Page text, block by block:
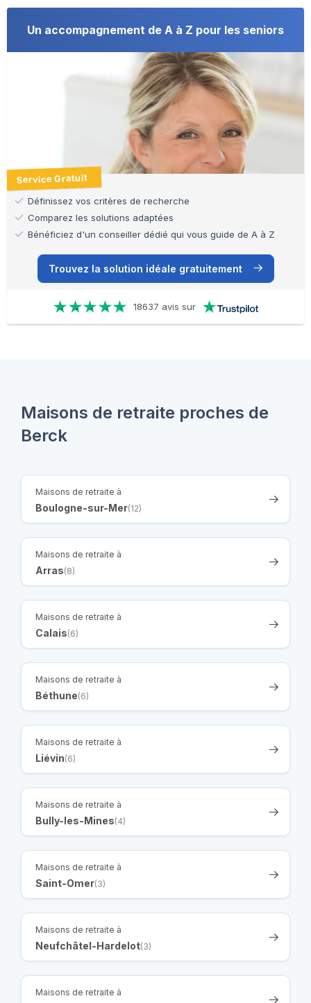
Un accompagnement de A à Z pour les seniors
Service Gratuit
Définissez vos critères de recherche
Comparez les solutions adaptées
Bénéficiez d'un conseiller dédié qui vous guide de A à Z
Trouvez la solution idéale gratuitement
18637 avis sur
Maisons de retraite proches de
Berck
Maisons de retraite à
Boulogne-sur-Mer(12)
Maisons de retraite à
Arras(8)
Maisons de retraite à
Calais(6)
Maisons de retraite à
Béthune(6)
Maisons de retraite à
Liévin(6)
Maisons de retraite à
Bully-les-Mines(4)
Maisons de retraite à
Saint-Omer(3)
Maisons de retraite à
Neufchâtel-Hardelot(3)
Maisons de retraite à